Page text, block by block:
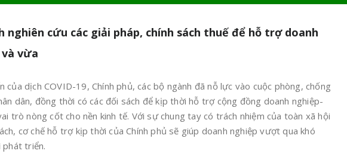
nghiên cứu các giải pháp, chính sách thuế để hỗ trợ doanh
vừa
của dịch COVID-19, Chính phủ, các bộ ngành đã nỗ lực vào cuộc phòng, chống
dân, đồng thời có các đối sách để kịp thời hỗ trợ cộng đồng doanh nghiệp-
trò nòng cốt cho nền kinh tế. Với sự chung tay có trách nhiệm của toàn xã hội
cơ chế hỗ trợ kịp thời của Chính phủ sẽ giúp doanh nghiệp vượt qua khó
phát triển.